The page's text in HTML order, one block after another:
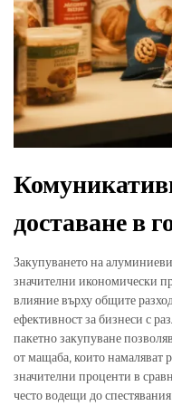
доставане в
Закупуването на
значителни икономически
влияние върху общите
ефективност за бизнеси с
пакетно закупуване
от мащаба, които намаляват
значителни проценти в
често водещи до